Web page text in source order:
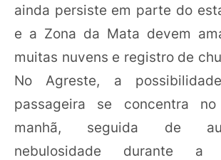
ainda persiste em parte do
e a Zona da Mata devem
muitas nuvens e registro de
No Agreste, a
passageira se concentra
manhã, seguida de
nebulosidade durante a